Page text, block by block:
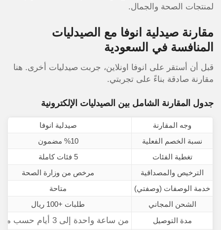
لمنتجات الصحة والجمال.
مقارنة صيدلية انوفا مع الصيدليات
المنافسة في السعودية
قبل أن أستقر على انوفا اونلاين، جربت صيدليات أخرى. هنا
مقارنة صادقة بناءً على تجربتي.
جدول المقارنة الشامل بين الصيدليات الإلكترونية
وجه المقارنة
صيدلية انوفا
نسبة الخصم الفعلية
%10 مضمون
تغطية الفئات
5 فئات كاملة
الترخيص والمصداقية
مرخص من وزارة الصحة
خدمة الوصفات (وصفتي)
متاحة
الشحن المجاني
طلبات +100 ريال
مدة التوصيل
من ساعة واحدة إلى 3 أيام حسب